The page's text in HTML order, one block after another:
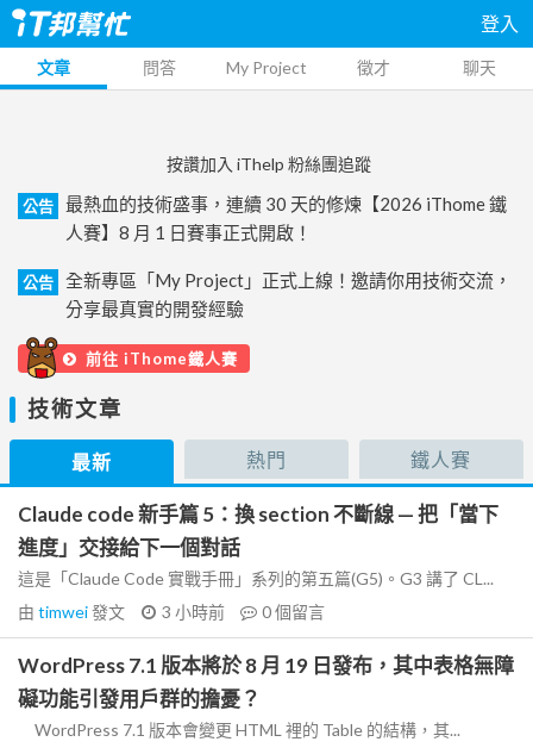
登入
文章 問答 My Project 徵才 聊天
按讚加入 iThelp 粉絲團追蹤
公告
最熱血的技術盛事，連續 30 天的修煉【2026 iThome 鐵
人賽】8 月 1 日賽事正式開啟！
公告
全新專區「My Project」正式上線！邀請你用技術交流，
分享最真實的開發經驗
前往 iThome鐵人賽
技術文章
最新 熱門 鐵人賽
Claude code 新手篇 5：換 section 不斷線 — 把「當下
進度」交接給下一個對話
這是「Claude Code 實戰手冊」系列的第五篇(G5)。G3 講了 CL...
由 timwei發文 3 小時前 0個留言
WordPress 7.1 版本將於 8 月 19 日發布，其中表格無障
礙功能引發用戶群的擔憂？
WordPress 7.1 版本會變更 HTML 裡的 Table 的結構，其...